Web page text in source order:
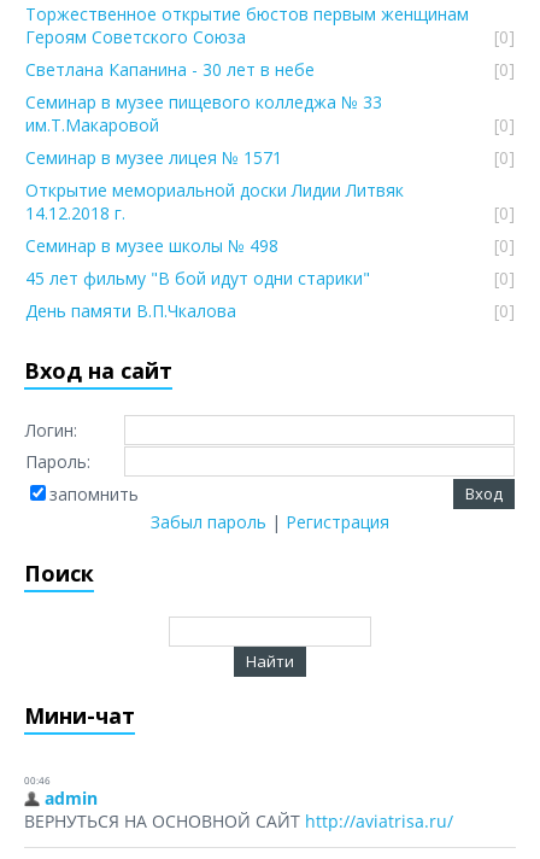
Торжественное открытие бюстов первым женщинам
Героям Советского Союза
[0]
Светлана Капанина - 30 лет в небе
[0]
Семинар в музее пищевого колледжа № 33
им.Т.Макаровой
[0]
Семинар в музее лицея № 1571
[0]
Открытие мемориальной доски Лидии Литвяк
14.12.2018 г.
[0]
Семинар в музее школы № 498
[0]
45 лет фильму "В бой идут одни старики"
[0]
День памяти В.П.Чкалова
[0]
Вход на сайт
Логин:
Пароль:
запомнить
Забыл пароль | Регистрация
Поиск
Мини-чат